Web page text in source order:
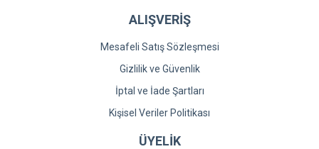
ALIŞVERİŞ
Mesafeli Satış Sözleşmesi
Gizlilik ve Güvenlik
İptal ve İade Şartları
Kişisel Veriler Politikası
ÜYELİK